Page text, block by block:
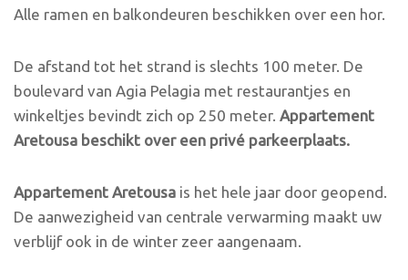
Alle ramen en balkondeuren beschikken over een hor.
De afstand tot het strand is slechts 100 meter. De
boulevard van Agia Pelagia met restaurantjes en
winkeltjes bevindt zich op 250 meter. Appartement
Aretousa beschikt over een privé parkeerplaats.
Appartement Aretousa is het hele jaar door geopend.
De aanwezigheid van centrale verwarming maakt uw
verblijf ook in de winter zeer aangenaam.